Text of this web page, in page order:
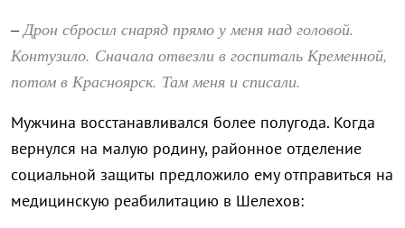
–Дрон сбросил снаряд прямо у меня над головой.
Контузило. Сначала отвезли в госпиталь Кременной,
потом в Красноярск. Там меня и списали.
Мужчина восстанавливался более полугода. Когда
вернулся на малую родину, районное отделение
социальной защиты предложило ему отправиться на
медицинскую реабилитацию в Шелехов: